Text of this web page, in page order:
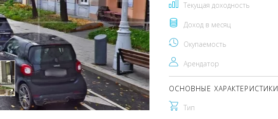
Текущая доходность
Доход в месяц
Окупаемость
Арендатор
ОСНОВНЫЕ ХАРАКТЕРИСТИКИ
Тип